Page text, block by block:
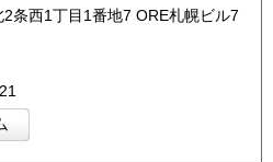
条西1丁目1番地7 ORE札幌ビル7